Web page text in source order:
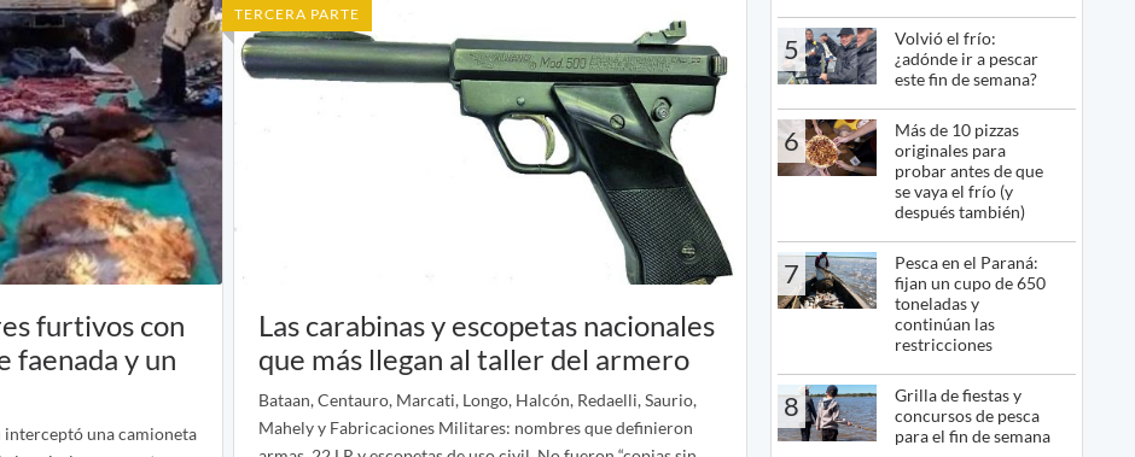
furtivos con
faenada y un
interceptó una camioneta
TERCERA PARTE
Las carabinas y escopetas nacionales
que más llegan al taller del armero
Bataan, Centauro, Marcati, Longo, Halcón, Redaelli, Saurio,
Mahely y Fabricaciones Militares: nombres que definieron
5
Volvió el frío:
¿adónde ir a pescar
este fin de semana?
6
Más de 10 pizzas
originales para
probar antes de que
se vaya el frío (y
después también)
7
Pesca en el Paraná:
fijan un cupo de 650
toneladas y
continúan las
restricciones
8
Grilla de fiestas y
concursos de pesca
para el fin de semana